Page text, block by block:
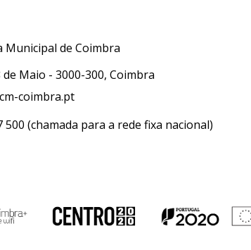
Municipal de Coimbra
de Maio - 3000-300, Coimbra
coimbra.pt
500 (chamada para a rede fixa nacional)